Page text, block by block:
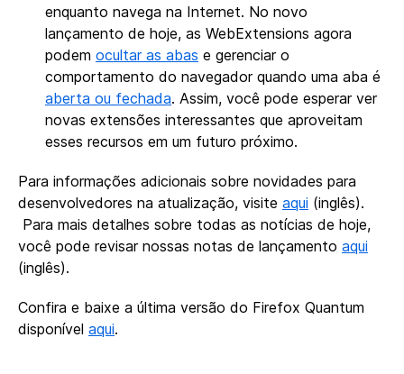
enquanto navega na Internet. No novo
lançamento de hoje, as WebExtensions agora
podem ocultar as abas e gerenciar o
comportamento do navegador quando uma aba é
aberta ou fechada. Assim, você pode esperar ver
novas extensões interessantes que aproveitam
esses recursos em um futuro próximo.
Para informações adicionais sobre novidades para
desenvolvedores na atualização, visite aqui (inglês).
Para mais detalhes sobre todas as notícias de hoje,
você pode revisar nossas notas de lançamento aqui
(inglês).
Confira e baixe a última versão do Firefox Quantum
disponível aqui.